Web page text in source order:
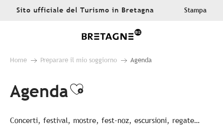
AllerSito ufficiale del Turismo in Bretagna Stampa
Home Preparare il mio soggiorno Agenda
AgendaAjouter aux favoris
Concerti, festival, mostre, fest-noz, escursioni, regate…